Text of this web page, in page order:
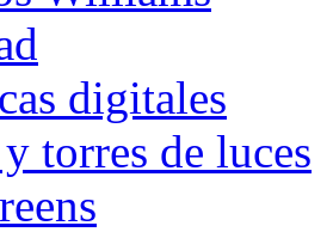
digitales
torres de luces